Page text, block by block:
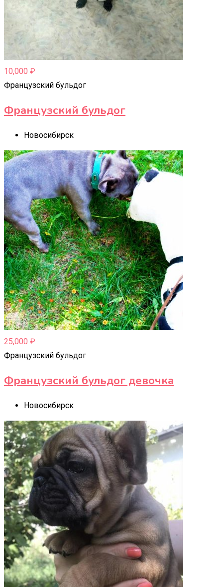
10,000 ₽
Французский бульдог
Французский бульдог
Новосибирск
25,000 ₽
Французский бульдог
Французский бульдог девочка
Новосибирск